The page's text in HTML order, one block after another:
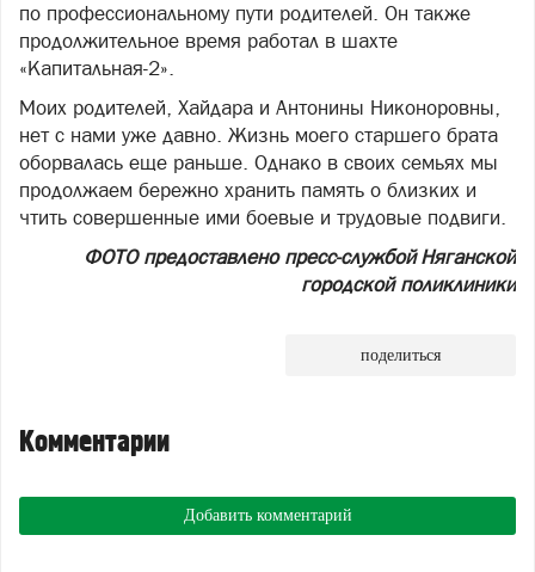
по профессиональному пути родителей. Он также
продолжительное время работал в шахте
«Капитальная-2».
Моих родителей, Хайдара и Антонины Никоноровны,
нет с нами уже давно. Жизнь моего старшего брата
оборвалась еще раньше. Однако в своих семьях мы
продолжаем бережно хранить память о близких и
чтить совершенные ими боевые и трудовые подвиги.
ФОТО предоставлено пресс-службой Няганской
городской поликлиники
поделиться
Комментарии
Добавить комментарий